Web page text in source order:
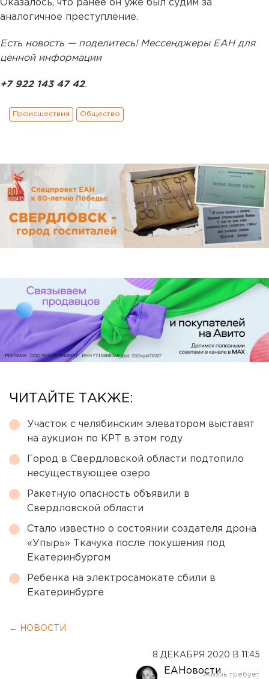
Оказалось, что ранее он уже был судим за
аналогичное преступление.
Есть новость — поделитесь! Мессенджеры ЕАН для
ценной информации
+7 922 143 47 42.
Происшествия Общество
ЧИТАЙТЕ ТАКЖЕ:
Участок с челябинским элеватором выставят
на аукцион по КРТ в этом году
Город в Свердловской области подтопило
несуществующее озеро
Ракетную опасность объявили в
Свердловской области
Стало известно о состоянии создателя дрона
«Упырь» Ткачука после покушения под
Екатеринбургом
Ребенка на электросамокате сбили в
Екатеринбурге
← НОВОСТИ
8 ДЕКАБРЯ 2020 В 11:45
ЕАНовости